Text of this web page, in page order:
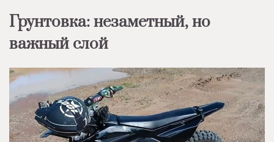
Грунтовка: незаметный, но
важный слой